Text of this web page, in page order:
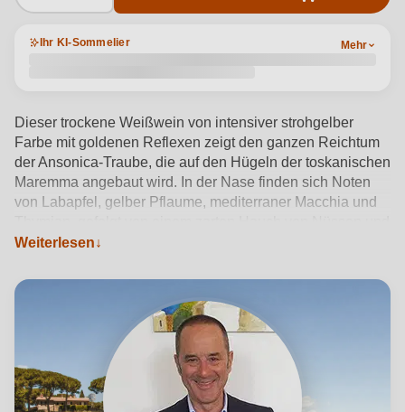
Ihr KI-Sommelier Mehr
Dieser trockene Weißwein von intensiver strohgelber
Farbe mit goldenen Reflexen zeigt den ganzen Reichtum
der Ansonica-Traube, die auf den Hügeln der toskanischen
Maremma angebaut wird. In der Nase finden sich Noten
von Labapfel, gelber Pflaume, mediterraner Macchia und
kandierten Früchten. Am Gaumen ist er vollmundig und
die an die Meeresbrise und die Identität des Landes
erinnert. Der Jahrgang 2023 bringt die Ausgewogenheit
zwischen Temperaturschwankungen und mineralhaltigem
Boden perfekt zum Ausdruck. Servieren Sie ihn bei einer
Temperatur von 10-12°C zu gegrilltem Fisch oder leichten
Vorspeisen. Die Fattoria di Magliano, ein biologisches
Weingut im Herzen der toskanischen Küste, zeichnet sich
Weiterlesen